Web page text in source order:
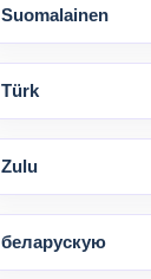
Suomalainen
Türk
Zulu
беларускую